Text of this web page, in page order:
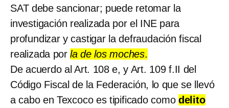
SAT debe sancionar; puede retomar la
investigación realizada por el INE para
profundizar y castigar la defraudación fiscal
realizada porla de los moches.
De acuerdo al Art. 108 e, y Art. 109 f.II del
Código Fiscal de la Federación, lo que se llevó
a cabo en Texcoco es tipificado como delito